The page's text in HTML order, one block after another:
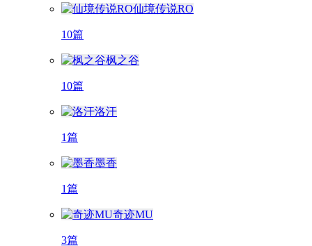
仙境传说RO
10篇
枫之谷
10篇
洛汗
1篇
墨香
1篇
奇迹MU
3篇